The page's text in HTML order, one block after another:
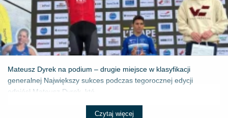
Mateusz Dyrek na podium – drugie miejsce w klasyfikacji
generalnej Największy sukces podczas tegorocznej edycji
odniósł Mateusz Dyrek, któ...
Czytaj więcej